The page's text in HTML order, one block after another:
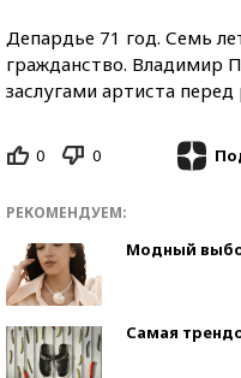
Депардье 71 год. Семь
гражданство. Владимир
заслугами артиста
0 0
РЕКОМЕНДУЕМ:
Модный
Самая